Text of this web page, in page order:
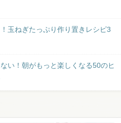
玉ねぎたっぷり作り置きレシピ3
い！朝がもっと楽しくなる50のヒ